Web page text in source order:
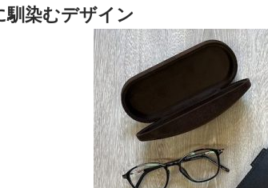
馴染むデザイン